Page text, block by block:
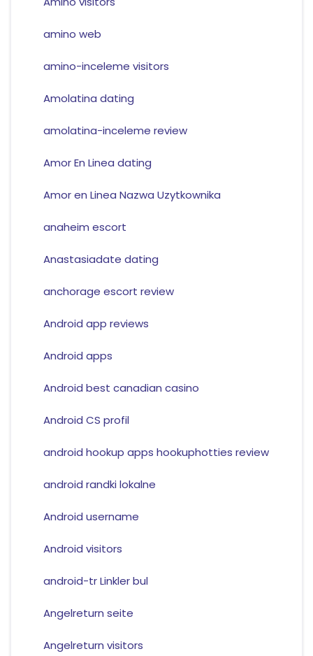
amino web
amino-inceleme visitors
Amolatina dating
amolatina-inceleme review
Amor En Linea dating
Amor en Linea Nazwa Uzytkownika
anaheim escort
Anastasiadate dating
anchorage escort review
Android app reviews
Android apps
Android best canadian casino
Android CS profil
android hookup apps hookuphotties review
android randki lokalne
Android username
Android visitors
android-tr Linkler bul
Angelreturn seite
Angelreturn visitors